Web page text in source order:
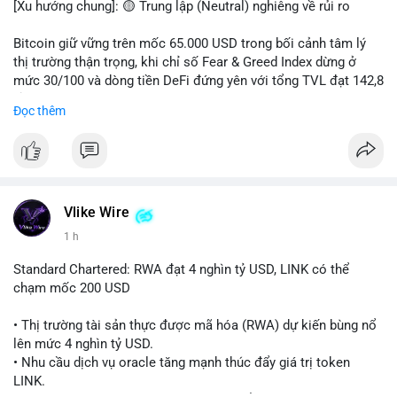
[Xu hướng chung]: 🟡 Trung lập (Neutral) nghiêng về rủi ro
Bitcoin giữ vững trên mốc 65.000 USD trong bối cảnh tâm lý
thị trường thận trọng, khi chỉ số Fear & Greed Index dừng ở
mức 30/100 và dòng tiền DeFi đứng yên với tổng TVL đạt 142,8
tăng gần 3% khi Iran-Oman hứa mở lại eo Hormuz, giảm lo ngại
lớn khác. Đáng chú ý, thanh lý Short chiếm tới 81,7% tổng 35,7
triệu USD thanh lý trong 24h, cho thấy phe bán đang yếu thế.
- DeFi & Công nghệ: Standard Chartered dự báo thị trường RWA
sẽ bùng nổ lên 4 nghìn tỷ USD, kéo theo giá trị token LINK có
hoàn tất thương vụ mua lại startup stablecoin BVNK trị giá 1,8
tỷ USD, đánh dấu bước tiến lớn trong thanh toán số.
- Quy định & Pháp lý: FCA Anh đang xây dựng khung pháp lý
Đọc thêm
Vlike Wire
1 h
Standard Chartered: RWA đạt 4 nghìn tỷ USD, LINK có thể
chạm mốc 200 USD
• Thị trường tài sản thực được mã hóa (RWA) dự kiến bùng nổ
lên mức 4 nghìn tỷ USD.
• Nhu cầu dịch vụ oracle tăng mạnh thúc đẩy giá trị token
LINK.